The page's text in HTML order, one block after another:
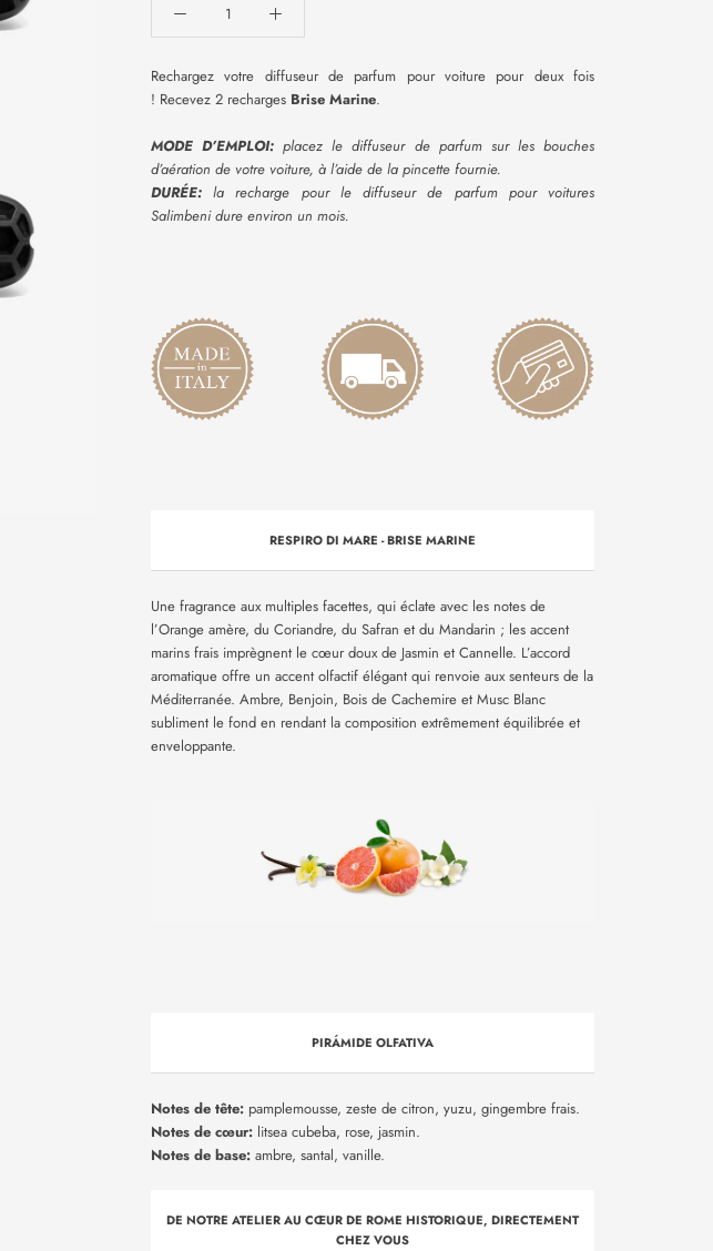
Rechargez votre diffuseur de parfum pour voiture pour deux fois
! Recevez 2 recharges Brise Marine.
MODE D’EMPLOI: placez le diffuseur de parfum sur les bouches
d’aération de votre voiture, à l’aide de la pincette fournie.
DURÉE: la recharge pour le diffuseur de parfum pour voitures
Salimbeni dure environ un mois.
RESPIRO DI MARE -BRISE MARINE
Une fragrance aux multiples facettes, qui éclate avec les notes de
l’Orange amère, du Coriandre, du Safran et du Mandarin ; les accent
marins frais imprègnent le cœur doux de Jasmin et Cannelle. L’accord
aromatique offre un accent olfactif élégant qui renvoie aux senteurs de la
Méditerranée. Ambre, Benjoin, Bois de Cachemire et Musc Blanc
subliment le fond en rendant la composition extrêmement équilibrée et
enveloppante.
PIRÁMIDE OLFATIVA
Notes de tête: pamplemousse, zeste de citron, yuzu, gingembre frais.
Notes de cœur: litsea cubeba, rose, jasmin.
Notes de base: ambre, santal, vanille.
DE NOTRE ATELIER AU CŒUR DE ROME HISTORIQUE, DIRECTEMENT
CHEZ VOUS